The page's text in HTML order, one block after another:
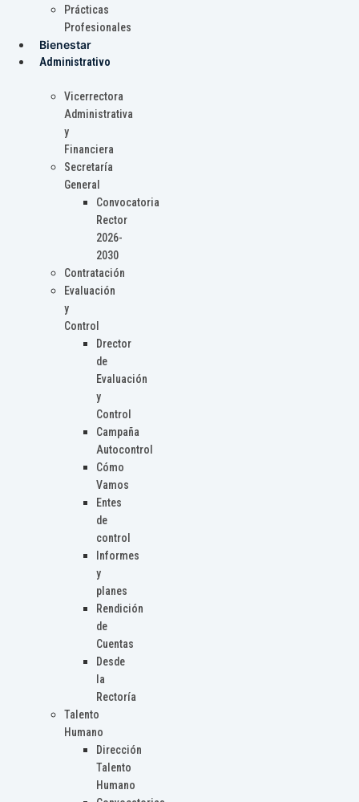
Prácticas
Profesionales
Bienestar
Administrativo
Vicerrectora
Administrativa
y
Financiera
Secretaría
General
Convocatoria
Rector
2026-
2030
Contratación
Evaluación
y
Control
Drector
de
Evaluación
y
Control
Campaña
Autocontrol
Cómo
Vamos
Entes
de
control
Informes
y
planes
Rendición
de
Cuentas
Desde
la
Rectoría
Talento
Humano
Dirección
Talento
Humano